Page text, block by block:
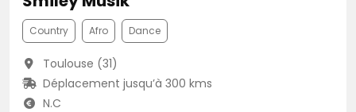
Country Afro Dance
Toulouse (31)
Déplacement jusqu’à 300 kms
N.C